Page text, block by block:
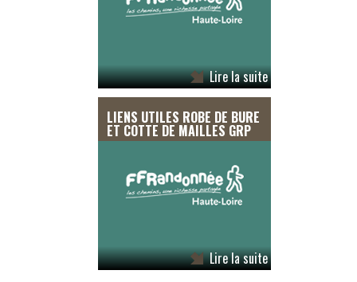
Lire la suite
LIENS UTILES ROBE DE BURE
ET COTTE DE MAILLES GRP
Lire la suite